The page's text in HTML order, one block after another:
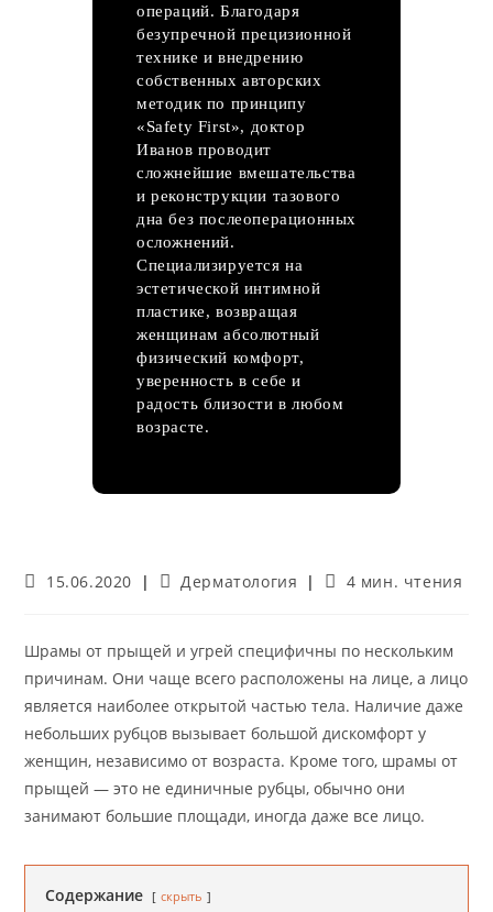
операций. Благодаря
безупречной прецизионной
технике и внедрению
собственных авторских
методик по принципу
«Safety First», доктор
Иванов проводит
сложнейшие вмешательства
и реконструкции тазового
дна без послеоперационных
осложнений.
Специализируется на
эстетической интимной
пластике, возвращая
женщинам абсолютный
физический комфорт,
уверенность в себе и
радость близости в любом
возрасте.
Запись
15.06.2020
Рубрика
Дерматология
Время
4 мин. чтения
Шрамы от прыщей и угрей специфичны по нескольким
причинам. Они чаще всего расположены на лице, а лицо
является наиболее открытой частью тела. Наличие даже
небольших рубцов вызывает большой дискомфорт у
женщин, независимо от возраста. Кроме того, шрамы от
прыщей — это не единичные рубцы, обычно они
занимают большие площади, иногда даже все лицо.
Содержание скрыть